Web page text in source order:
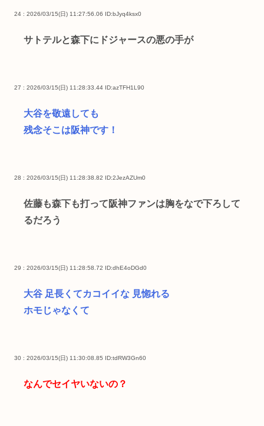
24 : 2026/03/15(日) 11:27:56.06 ID:bJyq4ksx0
サトテルと森下にドジャースの悪の手が
27 : 2026/03/15(日) 11:28:33.44 ID:azTFH1L90
大谷を敬遠しても
残念そこは阪神です！
28 : 2026/03/15(日) 11:28:38.82 ID:2JezAZUm0
佐藤も森下も打って阪神ファンは胸をなで下ろして
るだろう
29 : 2026/03/15(日) 11:28:58.72 ID:dhE4oDGd0
大谷 足長くてカコイイな 見惚れる
ホモじゃなくて
30 : 2026/03/15(日) 11:30:08.85 ID:tdRW3Gn60
なんでセイヤいないの？